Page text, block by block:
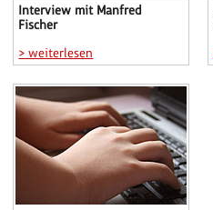
Interview mit Manfred
Fischer
> weiterlesen